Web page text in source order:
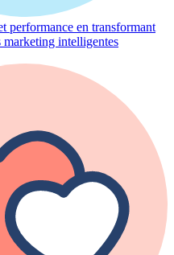
performance en transformant
marketing intelligentes